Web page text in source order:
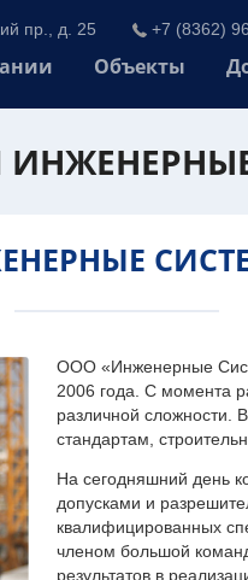
пр., д. 25 +7 (8362)
Объекты
ООО «Инженерные
2006 года. С момента
различной сложности.
стандартам,
На сегодняшний день
допусками и
квалифицированных
членом большой
результатов в